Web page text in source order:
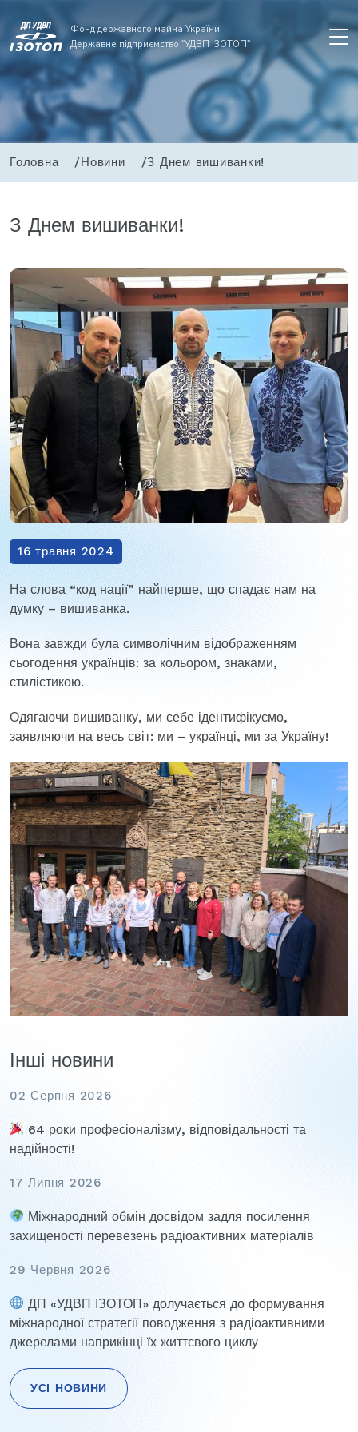
Фонд державного майна України
Державне підприємство "УДВП ІЗОТОП"
Головна Новини З Днем вишиванки!
З Днем вишиванки!
16 травня 2024
На слова “код нації” найперше, що спадає нам на
думку – вишиванка.
Вона завжди була символічним відображенням
сьогодення українців: за кольором, знаками,
стилістикою.
Одягаючи вишиванку, ми себе ідентифікуємо,
заявляючи на весь світ: ми – українці, ми за Україну!
Інші новини
02 Серпня 2026
64 роки професіоналізму, відповідальності та
надійності!
17 Липня 2026
Міжнародний обмін досвідом задля посилення
захищеності перевезень радіоактивних матеріалів
29 Червня 2026
ДП «УДВП ІЗОТОП» долучається до формування
міжнародної стратегії поводження з радіоактивними
джерелами наприкінці їх життєвого циклу
УСІ НОВИНИ